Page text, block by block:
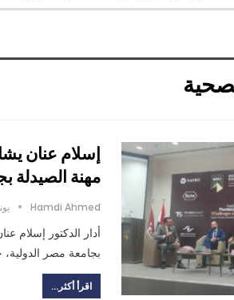
إسلام عنان
مهنة الصيدلة
Hamdi Ahmed يونيو
أدار الدكتور إسلام
بجامعة مصر
اقرأ أكثر...